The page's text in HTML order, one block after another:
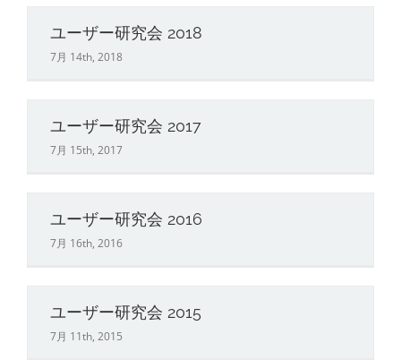
ユーザー研究会 2018
7月 14th, 2018
ユーザー研究会 2017
7月 15th, 2017
ユーザー研究会 2016
7月 16th, 2016
ユーザー研究会 2015
7月 11th, 2015